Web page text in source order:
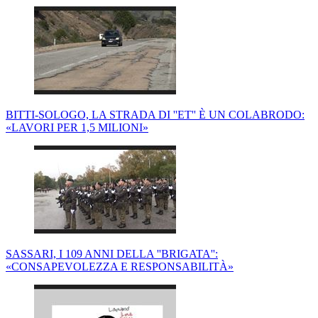
BITTI-SOLOGO, LA STRADA DI ''ET'' È UN COLABRODO:
«LAVORI PER 1,5 MILIONI»
SASSARI, I 109 ANNI DELLA ''BRIGATA'':
«CONSAPEVOLEZZA E RESPONSABILITÀ»